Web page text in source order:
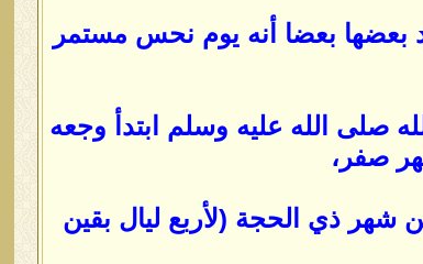
بعضها بعضا أنه يوم نحس مستمر
صلى الله عليه وسلم ابتدأ وجعه
صفر،
شهر ذي الحجة (لأربع ليال بقين